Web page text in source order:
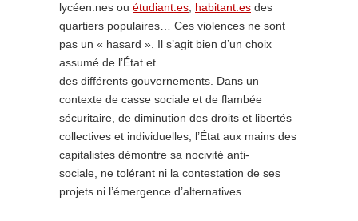
lycéen.nes ou étudiant.es habitant.es des
quartiers populaires… Ces violences ne sont
pas un « hasard ». Il s’agit bien d’un choix
assumé de l’État et
des différents gouvernements. Dans un
contexte de casse sociale et de flambée
sécuritaire, de diminution des droits et libertés
collectives et individuelles, l’État aux mains des
capitalistes démontre sa nocivité anti-
sociale, ne tolérant ni la contestation de ses
projets ni l’émergence d’alternatives.